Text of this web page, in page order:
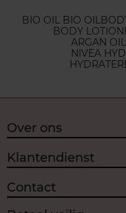
BIO OIL BIO OIL
BODY LOTION
ARGAN
NIVEA
Over ons
Klantendienst
Contact